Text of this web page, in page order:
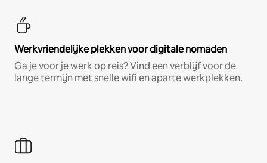
Werkvriendelijke plekken voor digitale nomaden
Ga je voor je werk op reis? Vind een verblijf voor de
lange termijn met snelle wifi en aparte werkplekken.